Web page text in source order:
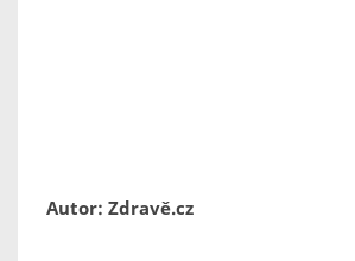
Autor: Zdravě.cz